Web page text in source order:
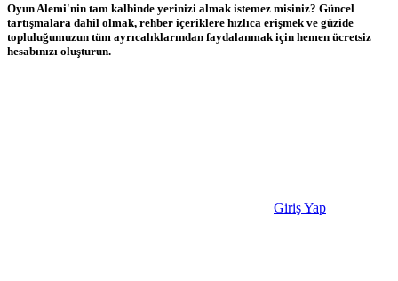
Oyun Alemi'nin tam kalbinde yerinizi almak istemez misiniz? Güncel
tartışmalara dahil olmak, rehber içeriklere hızlıca erişmek ve güzide
topluluğumuzun tüm ayrıcalıklarından faydalanmak için hemen ücretsiz
hesabınızı oluşturun.
Giriş Yap